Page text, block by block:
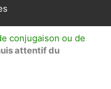
conjugaison ou de
attentif du